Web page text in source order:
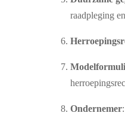
raadpleging
Ondernemer